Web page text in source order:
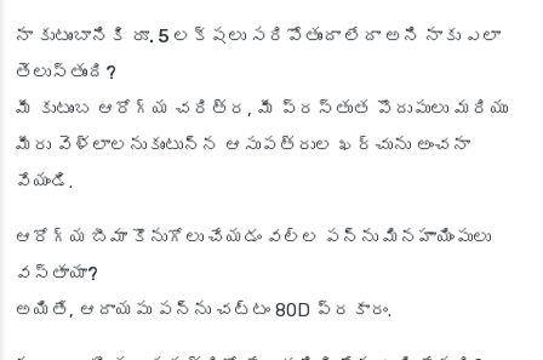
నా కుటుంబానికి రూ. 5 లక్షలు సరిపోతుందా లేదా అని నాకు ఎలా
తెలుస్తుంది?
మీ కుటుంబ ఆరోగ్య చరిత్ర, మీ ప్రస్తుత పొదుపులు మరియు
మీరు వెళ్లాలనుకుంటున్న ఆసుపత్రుల ఖర్చును అంచనా
వేయండి.
ఆరోగ్య బీమా కొనుగోలు చేయడం వల్ల పన్ను మినహాయింపులు
వస్తాయా?
అయితే, ఆదాయపు పన్ను చట్టం 80D ప్రకారం.